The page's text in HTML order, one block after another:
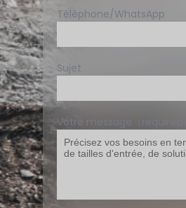
Téléphone/WhatsApp
Sujet
Votre message（required）